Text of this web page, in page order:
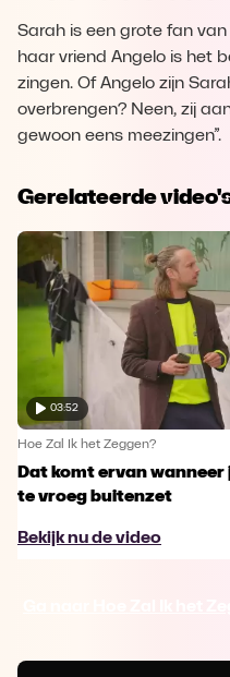
Sarah is een grote fan
haar vriend Angelo is het
zingen. Of Angelo zijn
overbrengen? Neen, zij
gewoon eens meezingen”.
Gerelateerde
03:52
Hoe Zal Ik het Zeggen?
Dat komt ervan
te vroeg buitenzet
Bekijk nu de video